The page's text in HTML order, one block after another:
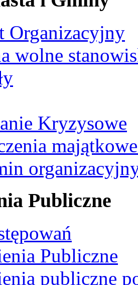
Organizacyjny
wolne
Kryzysowe
Publiczne
Publiczne
publiczne